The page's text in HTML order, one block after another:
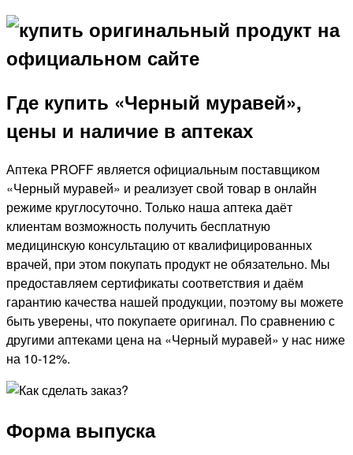
Где купить «Черный муравей»,
цены и наличие в аптеках
Аптека PROFF является официальным поставщиком
«Черный муравей» и реализует свой товар в онлайн
режиме круглосуточно. Только наша аптека даёт
клиентам возможность получить бесплатную
медицинскую консультацию от квалифицированных
врачей, при этом покупать продукт не обязательно. Мы
предоставляем сертификаты соответствия и даём
гарантию качества нашей продукции, поэтому вы можете
быть уверены, что покупаете оригинал. По сравнению с
другими аптеками цена на «Черный муравей» у нас ниже
на 10-12%.
Форма выпуска